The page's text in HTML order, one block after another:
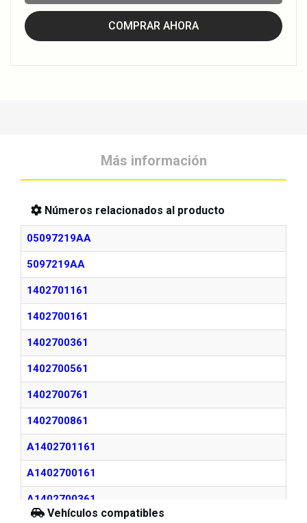
COMPRAR AHORA
Más información
Números relacionados al producto
05097219AA
5097219AA
1402701161
1402700161
1402700361
1402700561
1402700761
1402700861
A1402701161
A1402700161
A1402700361
Vehículos compatibles